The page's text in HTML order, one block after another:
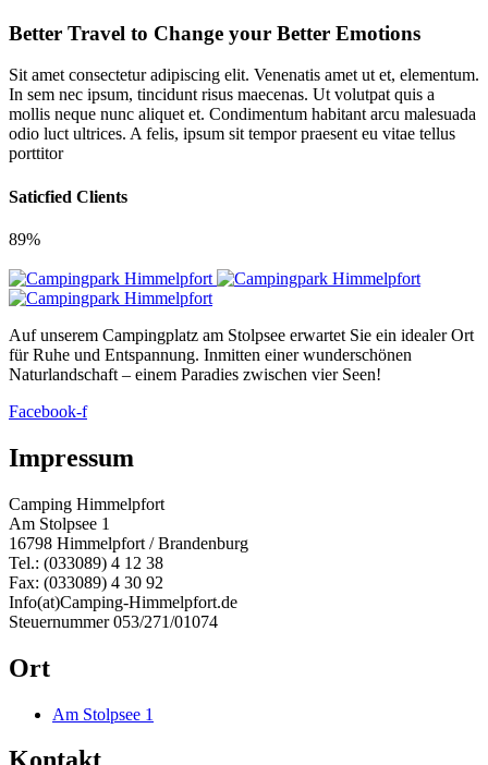
Better Travel to Change your Better Emotions
Sit amet consectetur adipiscing elit. Venenatis amet ut et, elementum.
In sem nec ipsum, tincidunt risus maecenas. Ut volutpat quis a
mollis neque nunc aliquet et. Condimentum habitant arcu malesuada
odio luct ultrices. A felis, ipsum sit tempor praesent eu vitae tellus
porttitor
Saticfied Clients
89%
Auf unserem Campingplatz am Stolpsee erwartet Sie ein idealer Ort
für Ruhe und Entspannung. Inmitten einer wunderschönen
Naturlandschaft – einem Paradies zwischen vier Seen!
Facebook-f
Impressum
Camping Himmelpfort
Am Stolpsee 1
16798 Himmelpfort / Brandenburg
Tel.: (033089) 4 12 38
Fax: (033089) 4 30 92
Info(at)Camping-Himmelpfort.de
Steuernummer 053/271/01074
Ort
Am Stolpsee 1